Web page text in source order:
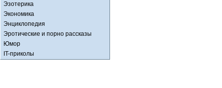
Эзотерика
Экономика
Энциклопедия
Эротические и порно рассказы
Юмор
IT-приколы